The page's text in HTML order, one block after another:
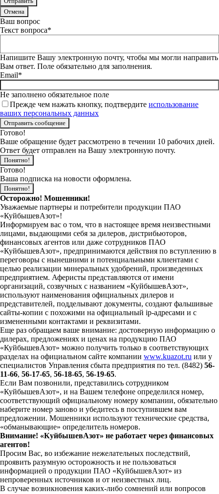
Отмена
Ваш вопрос
Текст вопроса*
Напишите Вашу электронную почту, чтобы мы могли направить
Вам ответ. Поле обязательно для заполнения.
Email*
Не заполнено обязательное поле
Прежде чем нажать кнопку, подтвердите использование
ваших персональных данных
Готово!
Ваше обращение будет рассмотрено в течении 10 рабочих дней.
Ответ будет отправлен на Вашу электронную почту.
Понятно!
Готово!
Ваша подписка на новости оформлена.
Понятно!
Осторожно! Мошенники!
Уважаемые партнеры и потребители продукции ПАО
«КуйбышевАзот»!
Информируем вас о том, что в настоящее время неизвестными
лицами, выдающими себя за дилеров, дистрибьюторов,
финансовых агентов или даже сотрудников ПАО
«КуйбышевАзот», предпринимаются действия по вступлению в
переговоры с нынешними и потенциальными клиентами с
целью реализации минеральных удобрений, произведенных
предприятием. Аферисты представляются от имени
организаций, созвучных с названием «КуйбышевАзот»,
используют наименования официальных дилеров и
представителей, подделывают документы, создают фальшивые
сайты-копии с похожими на официальный ip-адресами и с
измененными контактами и реквизитами.
Еще раз обращаем ваше внимание: достоверную информацию о
дилерах, предложениях и ценах на продукцию ПАО
«КуйбышевАзот» можно получить только в соответствующих
разделах на официальном сайте компании www.kuazot.ru или у
специалистов Управления сбыта предприятия по тел. (8482) 56-
11-66, 56-17-65, 56-18-65, 56-19-65.
Если Вам позвонили, представились сотрудником
«КуйбышевАзот», и на Вашем телефоне определился номер,
соответствующий официальному номеру компании, обязательно
наберите номер заново и убедитесь в поступившем вам
предложении. Мошенники используют технические средства,
«обманывающие» определитель номеров.
Внимание! «КуйбышевАзот» не работает через финансовых
агентов!
Просим Вас, во избежание нежелательных последствий,
проявить разумную осторожность и не пользоваться
информацией о продукции ПАО «КуйбышевАзот» из
непроверенных источников и от неизвестных лиц.
В случае возникновения каких-либо сомнений или вопросов